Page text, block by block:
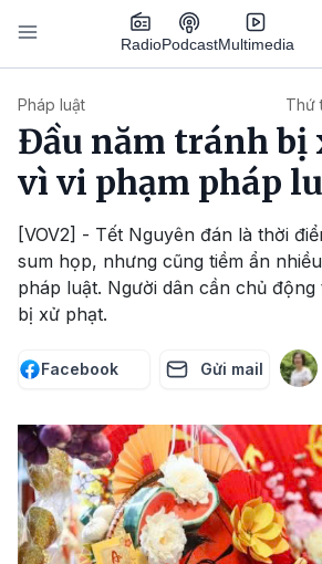
Nhảy đến nội dung
RadioPodcastMultimedia
Pháp luật Thứ
Đầu năm tránh bị
vì vi phạm pháp
[VOV2] - Tết Nguyên đán là thời
sum họp, nhưng cũng tiềm ẩn
pháp luật. Người dân cần chủ
bị xử phạt.
Facebook Gửi mail